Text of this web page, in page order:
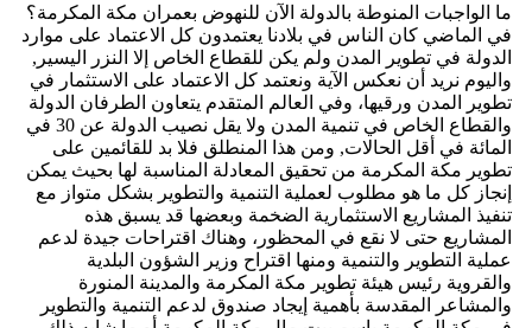
ما الواجبات المنوطة بالدولة الآن للنهوض بعمران مكة المكرمة؟
في الماضي كان الناس في بلادنا يعتمدون كل الاعتماد على موارد
الدولة في تطوير المدن ولم يكن للقطاع الخاص إلا النزر اليسير,
واليوم نريد أن نعكس الآية ونعتمد كل الاعتماد على الاستثمار في
تطوير المدن ورقيها، وفي العالم المتقدم يتعاون الطرفان الدولة
والقطاع الخاص في تنمية المدن ولا يقل نصيب الدولة عن 30 في
المائة في أقل الحالات, ومن هذا المنطلق فلا بد للقائمين على
تطوير مكة المكرمة من تحقيق المعادلة المناسبة لها بحيث يمكن
إنجاز كل ما هو مطلوب لعملية التنمية والتطوير بشكل متواز مع
تنفيذ المشاريع الاستثمارية الضخمة وبعضها قد يسبق هذه
المشاريع حتى لا نقع في المحظور، وهناك اقتراحات جيدة لدعم
عملية التطوير والتنمية ومنها اقتراح وزير الشؤون البلدية
والقروية رئيس هيئة تطوير مكة المكرمة والمدينة المنورة
والمشاعر المقدسة بأهمية إيجاد صندوق لدعم التنمية والتطوير